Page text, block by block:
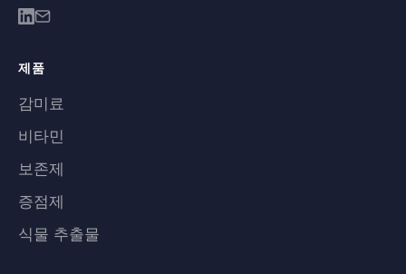
제품
감미료
비타민
보존제
증점제
식물 추출물